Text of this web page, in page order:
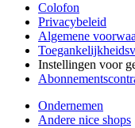
Colofon
Privacybeleid
Algemene
Instellingen voor
Ondernemen
Andere nice shops